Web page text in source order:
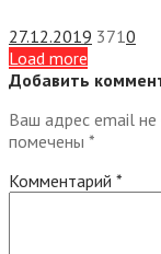
27.12.2019 3710
Load more
Добавить
Ваш адрес email не
помечены *
Комментарий *